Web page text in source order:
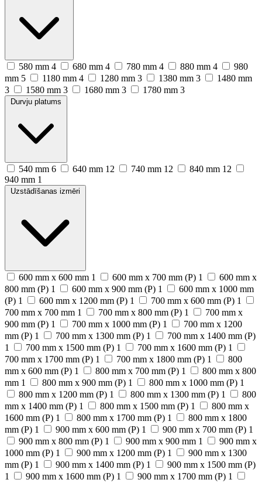
580 mm 4 680 mm 4 780 mm 4 880 mm 4
980
mm 5 1180 mm 4 1280 mm 3 1380 mm 3
1480 mm
3
1580 mm 3 1680 mm 3 1780 mm 3
Durvju platums
540 mm 6 640 mm 12 740 mm 12 840 mm 12
940 mm 1
Uzstādīšanas izmēri
600 mm x 600 mm 1 600 mm x 700 mm (P) 1
600 mm x
800 mm (P) 1 600 mm x 900 mm (P) 1
600 mm x 1000 mm
(P) 1 600 mm x 1200 mm (P) 1 700 mm x 600 mm (P) 1
700 mm x 700 mm 1 700 mm x 800 mm (P) 1
700 mm x
900 mm (P) 1 700 mm x 1000 mm (P) 1
700 mm x 1200
mm (P) 1 700 mm x 1300 mm (P) 1
700 mm x 1400 mm (P)
1
700 mm x 1500 mm (P) 1 700 mm x 1600 mm (P) 1
700 mm x 1700 mm (P) 1 700 mm x 1800 mm (P) 1
800
mm x 600 mm (P) 1 800 mm x 700 mm (P) 1
800 mm x 800
mm 1 800 mm x 900 mm (P) 1 800 mm x 1000 mm (P) 1
800 mm x 1200 mm (P) 1 800 mm x 1300 mm (P) 1
800
mm x 1400 mm (P) 1 800 mm x 1500 mm (P) 1
800 mm x
1600 mm (P) 1 800 mm x 1700 mm (P) 1
800 mm x 1800
mm (P) 1 900 mm x 600 mm (P) 1 900 mm x 700 mm (P) 1
900 mm x 800 mm (P) 1 900 mm x 900 mm 1
900 mm x
1000 mm (P) 1 900 mm x 1200 mm (P) 1
900 mm x 1300
mm (P) 1 900 mm x 1400 mm (P) 1
900 mm x 1500 mm (P)
1
900 mm x 1600 mm (P) 1 900 mm x 1700 mm (P) 1